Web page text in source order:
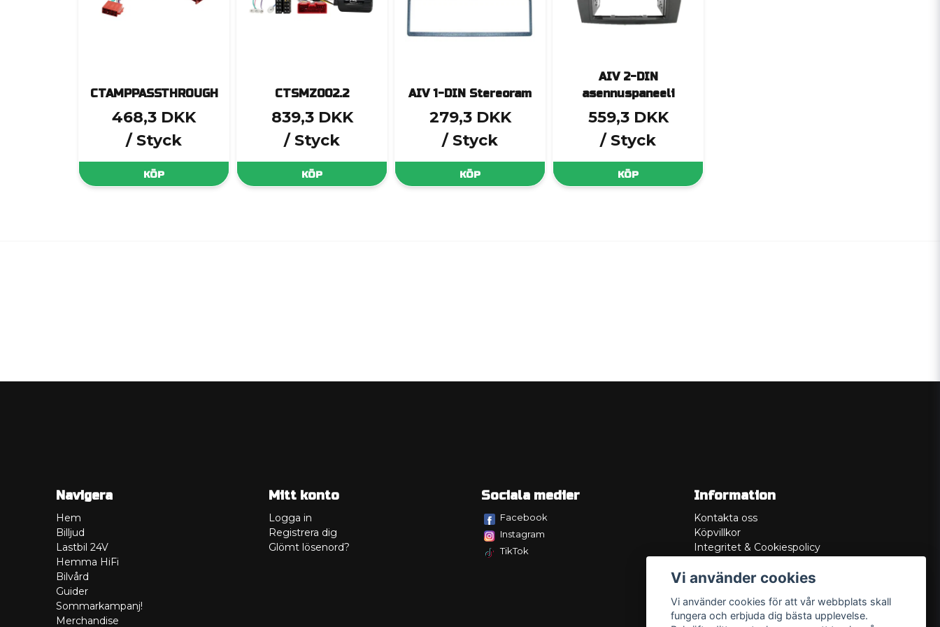
CTAMPPASSTHROUGH
468,3 DKK
/ Styck
KÖP
CTSMZ002.2
839,3 DKK
/ Styck
KÖP
AIV 1-DIN Stereoram
279,3 DKK
/ Styck
KÖP
AIV 2-DIN
asennuspaneeli
559,3 DKK
/ Styck
KÖP
Navigera
Hem
Billjud
Lastbil 24V
Hemma HiFi
Bilvård
Guider
Sommarkampanj!
Merchandise
Mitt konto
Logga in
Registrera dig
Glömt lösenord?
Sociala medier
Facebook
Instagram
TikTok
Information
Kontakta oss
Köpvillkor
Integritet & Cookiespolicy
Service/Garanti
Lådritning
Om oss
Vi använder cookies
Vi använder cookies för att vår webbplats skall
fungera och erbjuda dig bästa upplevelse.